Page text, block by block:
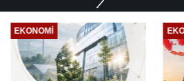
EKONOMI